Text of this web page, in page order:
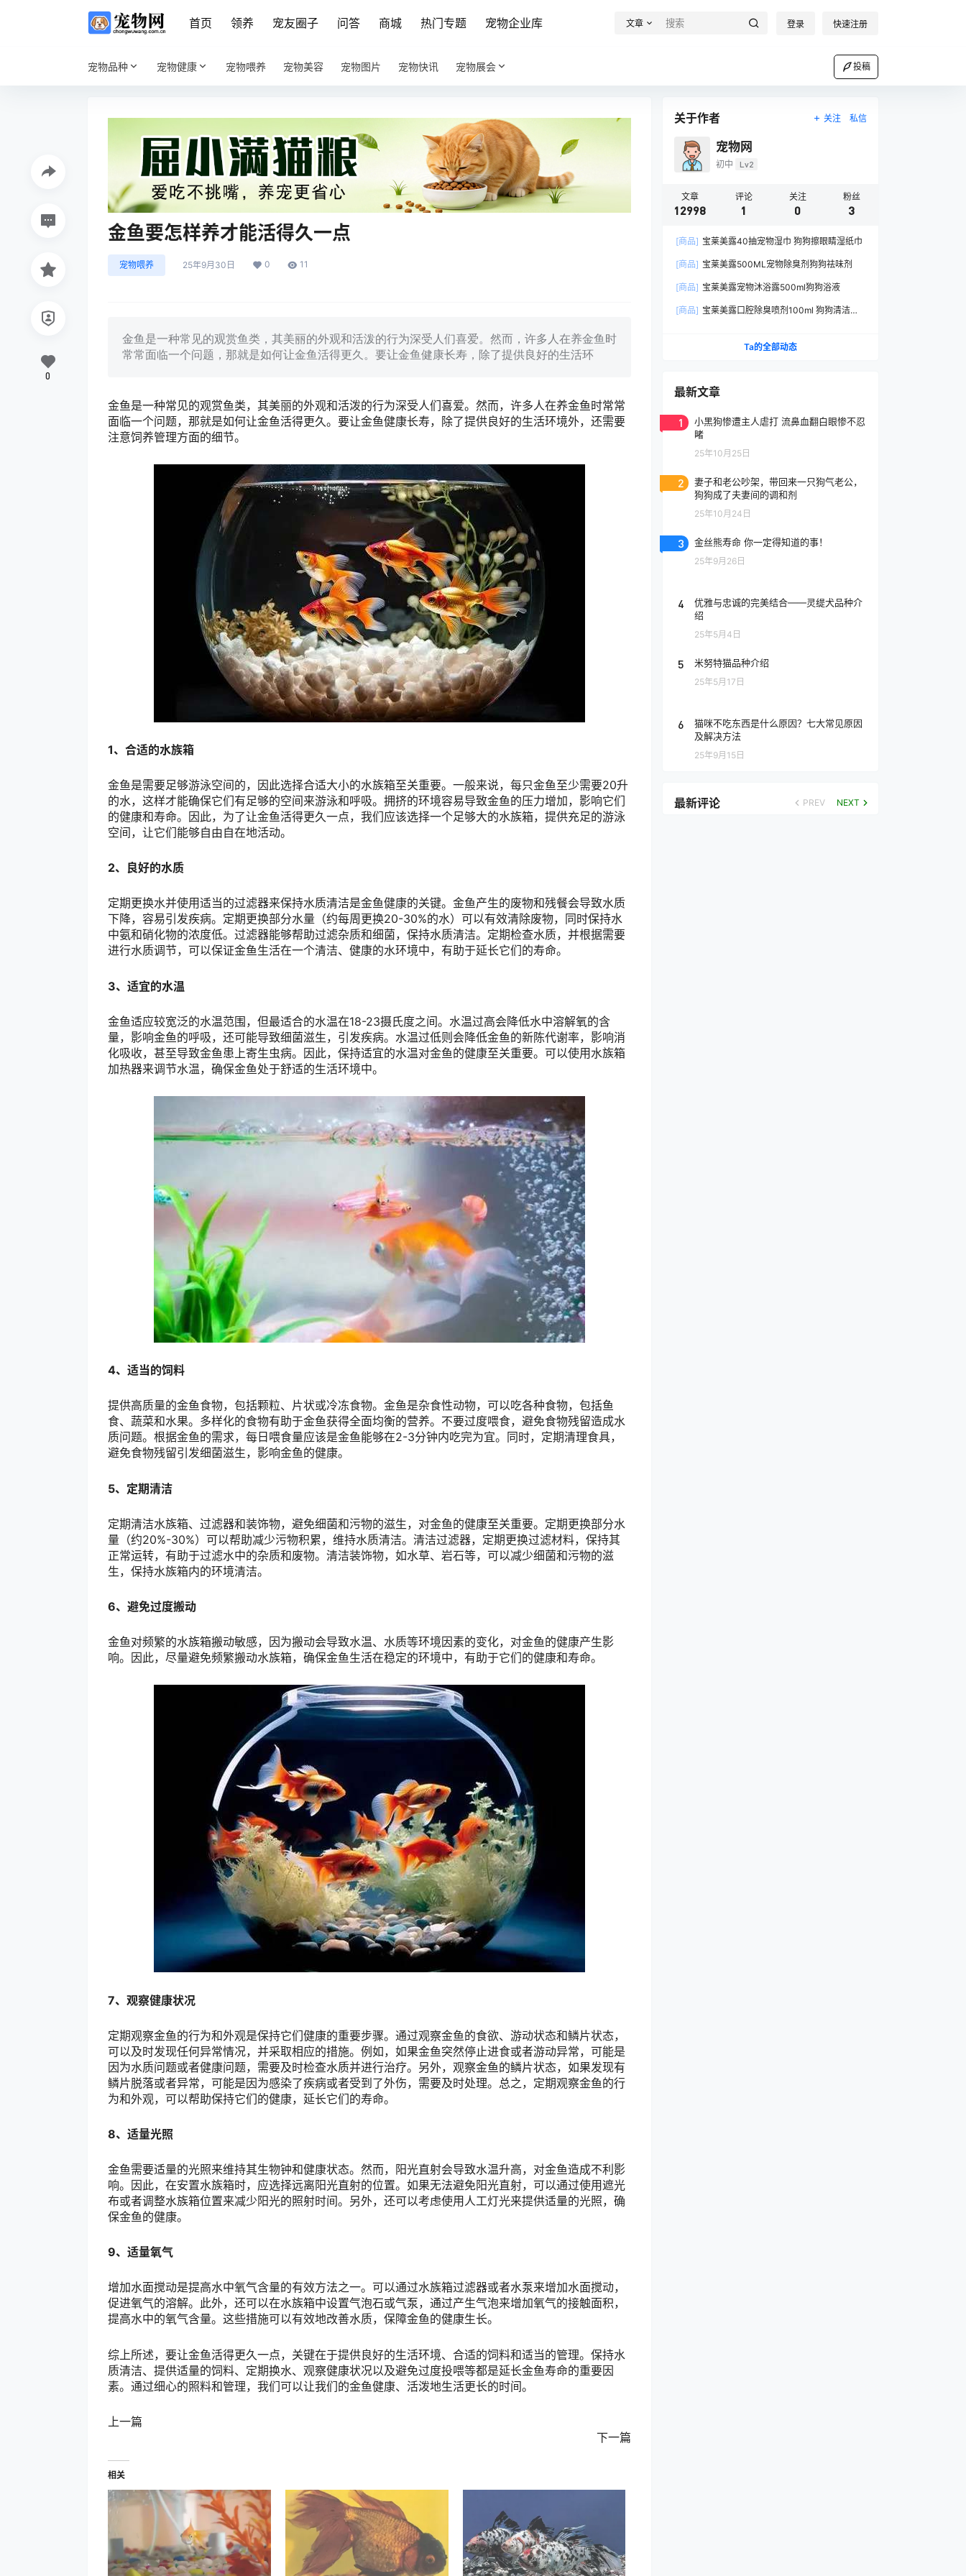
首页 领养 宠友圈子 问答 商城 热门专题 宠物企业库 文章 登录 快速注册
宠物品种 宠物健康 宠物喂养 宠物美容 宠物图片 宠物快讯 宠物展会 投稿
金鱼要怎样养才能活得久一点
宠物喂养 25年9月30日 0 11
金鱼是一种常见的观赏鱼类，其美丽的外观和活泼的行为深受人们喜爱。然而，许多人在养金鱼时
常常面临一个问题，那就是如何让金鱼活得更久。要让金鱼健康长寿，除了提供良好的生活环
金鱼是一种常见的观赏鱼类，其美丽的外观和活泼的行为深受人们喜爱。然而，许多人在养金鱼时常常
面临一个问题，那就是如何让金鱼活得更久。要让金鱼健康长寿，除了提供良好的生活环境外，还需要
注意饲养管理方面的细节。
1、合适的水族箱
金鱼是需要足够游泳空间的，因此选择合适大小的水族箱至关重要。一般来说，每只金鱼至少需要20升
的水，这样才能确保它们有足够的空间来游泳和呼吸。拥挤的环境容易导致金鱼的压力增加，影响它们
的健康和寿命。因此，为了让金鱼活得更久一点，我们应该选择一个足够大的水族箱，提供充足的游泳
空间，让它们能够自由自在地活动。
2、良好的水质
定期更换水并使用适当的过滤器来保持水质清洁是金鱼健康的关键。金鱼产生的废物和残餐会导致水质
下降，容易引发疾病。定期更换部分水量（约每周更换20-30%的水）可以有效清除废物，同时保持水
中氨和硝化物的浓度低。过滤器能够帮助过滤杂质和细菌，保持水质清洁。定期检查水质，并根据需要
进行水质调节，可以保证金鱼生活在一个清洁、健康的水环境中，有助于延长它们的寿命。
3、适宜的水温
金鱼适应较宽泛的水温范围，但最适合的水温在18-23摄氏度之间。水温过高会降低水中溶解氧的含
量，影响金鱼的呼吸，还可能导致细菌滋生，引发疾病。水温过低则会降低金鱼的新陈代谢率，影响消
化吸收，甚至导致金鱼患上寄生虫病。因此，保持适宜的水温对金鱼的健康至关重要。可以使用水族箱
加热器来调节水温，确保金鱼处于舒适的生活环境中。
4、适当的饲料
提供高质量的金鱼食物，包括颗粒、片状或冷冻食物。金鱼是杂食性动物，可以吃各种食物，包括鱼
食、蔬菜和水果。多样化的食物有助于金鱼获得全面均衡的营养。不要过度喂食，避免食物残留造成水
质问题。根据金鱼的需求，每日喂食量应该是金鱼能够在2-3分钟内吃完为宜。同时，定期清理食具，
避免食物残留引发细菌滋生，影响金鱼的健康。
5、定期清洁
定期清洁水族箱、过滤器和装饰物，避免细菌和污物的滋生，对金鱼的健康至关重要。定期更换部分水
量（约20%-30%）可以帮助减少污物积累，维持水质清洁。清洁过滤器，定期更换过滤材料，保持其
正常运转，有助于过滤水中的杂质和废物。清洁装饰物，如水草、岩石等，可以减少细菌和污物的滋
生，保持水族箱内的环境清洁。
6、避免过度搬动
金鱼对频繁的水族箱搬动敏感，因为搬动会导致水温、水质等环境因素的变化，对金鱼的健康产生影
响。因此，尽量避免频繁搬动水族箱，确保金鱼生活在稳定的环境中，有助于它们的健康和寿命。
7、观察健康状况
定期观察金鱼的行为和外观是保持它们健康的重要步骤。通过观察金鱼的食欲、游动状态和鳞片状态，
可以及时发现任何异常情况，并采取相应的措施。例如，如果金鱼突然停止进食或者游动异常，可能是
因为水质问题或者健康问题，需要及时检查水质并进行治疗。另外，观察金鱼的鳞片状态，如果发现有
鳞片脱落或者异常，可能是因为感染了疾病或者受到了外伤，需要及时处理。总之，定期观察金鱼的行
为和外观，可以帮助保持它们的健康，延长它们的寿命。
8、适量光照
金鱼需要适量的光照来维持其生物钟和健康状态。然而，阳光直射会导致水温升高，对金鱼造成不利影
响。因此，在安置水族箱时，应选择远离阳光直射的位置。如果无法避免阳光直射，可以通过使用遮光
布或者调整水族箱位置来减少阳光的照射时间。另外，还可以考虑使用人工灯光来提供适量的光照，确
保金鱼的健康。
9、适量氧气
增加水面搅动是提高水中氧气含量的有效方法之一。可以通过水族箱过滤器或者水泵来增加水面搅动，
促进氧气的溶解。此外，还可以在水族箱中设置气泡石或气泵，通过产生气泡来增加氧气的接触面积，
提高水中的氧气含量。这些措施可以有效地改善水质，保障金鱼的健康生长。
综上所述，要让金鱼活得更久一点，关键在于提供良好的生活环境、合适的饲料和适当的管理。保持水
质清洁、提供适量的饲料、定期换水、观察健康状况以及避免过度投喂等都是延长金鱼寿命的重要因
素。通过细心的照料和管理，我们可以让我们的金鱼健康、活泼地生活更长的时间。
上一篇
下一篇
相关
0
关于作者 关注 私信
宠物网
初中 Lv2
文章
12998
评论
1
关注
0
粉丝
3
[商品] 宝莱美露40抽宠物湿巾 狗狗擦眼睛湿纸巾
[商品] 宝莱美露500ML宠物除臭剂狗狗祛味剂
[商品] 宝莱美露宠物沐浴露500ml狗狗浴液
[商品] 宝莱美露口腔除臭喷剂100ml 狗狗清洁口
Ta的全部动态
最新文章
1
小黑狗惨遭主人虐打 流鼻血翻白眼惨不忍
睹
25年10月25日
2
妻子和老公吵架，带回来一只狗气老公，
狗狗成了夫妻间的调和剂
25年10月24日
3 金丝熊寿命 你一定得知道的事！
25年9月26日
4
优雅与忠诚的完美结合——灵缇犬品种介
绍
25年5月4日
5 米努特猫品种介绍
25年5月17日
6
猫咪不吃东西是什么原因？七大常见原因
及解决方法
25年9月15日
最新评论 PREV NEXT